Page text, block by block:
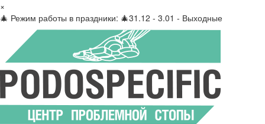
×
🎄 Режим работы в праздники: 🎄31.12 - 3.01 - Выходные